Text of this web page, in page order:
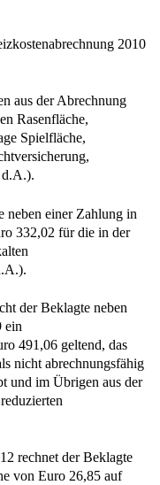
2010
aus der Abrechnung
Rasenfläche,
Spielfläche,
d.A.).
neben einer Zahlung in
332,02 für die in der
der Beklagte neben
ein
491,06 geltend, das
nicht abrechnungsfähig
und im Übrigen aus der
rechnet der Beklagte
von Euro 26,85 auf